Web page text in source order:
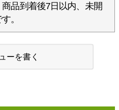
品到着後7日以内、未開
。
ーを書く